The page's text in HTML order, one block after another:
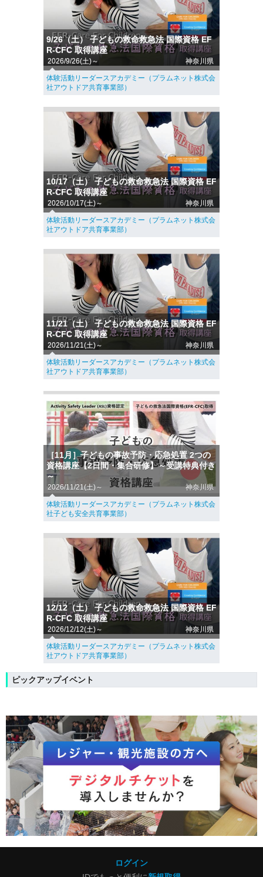
9/26（土） 子どもの救命救急法 国際資格 EF
R-CFC 取得講座
2026/9/26(土)～ 神奈川県
体験活動リーダースアカデミー（プラムネット株式会
社アウトドア共育事業部）
10/17（土） 子どもの救命救急法 国際資格 EF
R-CFC 取得講座
2026/10/17(土)～ 神奈川県
体験活動リーダースアカデミー（プラムネット株式会
社アウトドア共育事業部）
11/21（土） 子どもの救命救急法 国際資格 EF
R-CFC 取得講座
2026/11/21(土)～ 神奈川県
体験活動リーダースアカデミー（プラムネット株式会
社アウトドア共育事業部）
［11月］子どもの事故予防・応急処置 2つの
資格講座【2日間・集合研修】～受講特典付き
～
2026/11/21(土)～ 神奈川県
体験活動リーダースアカデミー（プラムネット株式会
社子ども安全共育事業部）
12/12（土） 子どもの救命救急法 国際資格 EF
R-CFC 取得講座
2026/12/12(土)～ 神奈川県
体験活動リーダースアカデミー（プラムネット株式会
社アウトドア共育事業部）
ピックアップイベント
ログイン